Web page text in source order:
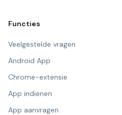
Functies
Veelgestelde vragen
Android App
Chrome-extensie
App indienen
App aanvragen